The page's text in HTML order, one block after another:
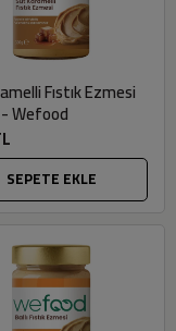
Fıstık Ezmesi
Wefood
SEPETE EKLE